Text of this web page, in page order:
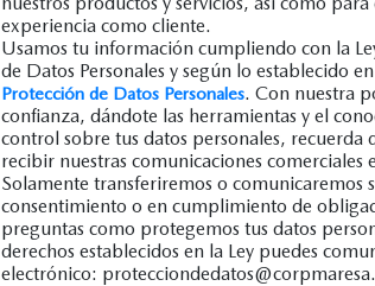
experiencia como cliente.
Usamos tu información cumpliendo con la
de Datos Personales y según lo establecido
Protección de Datos Personales. Con nuestra
confianza, dándote las herramientas y el
control sobre tus datos personales, recuerda
recibir nuestras comunicaciones comerciales
Solamente transferiremos o comunicaremos
consentimiento o en cumplimiento de
preguntas como protegemos tus datos
derechos establecidos en la Ley puedes
electrónico: